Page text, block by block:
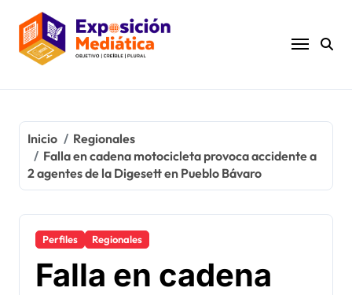
contenido
Inicio
Regionales
Falla en cadena motocicleta provoca accidente a
2 agentes de la Digesett en Pueblo Bávaro
Perfiles Regionales
Falla en cadena